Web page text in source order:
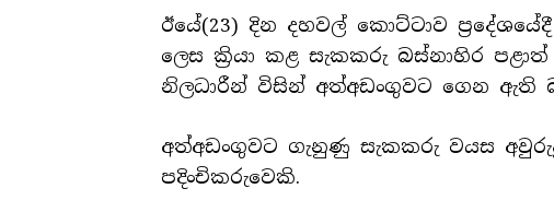
ඊයේ(23) දින දහවල් කොට්ටාව
ලෙස ක්‍රියා කළ සැකකරු බස්නාහිර
නිලධාරීන් විසින් අත්අඩංගුවට ගෙන ඇති
අත්අඩංගුවට ගැනුණු සැකකරු වයස
පදිංචිකරුවෙකි.